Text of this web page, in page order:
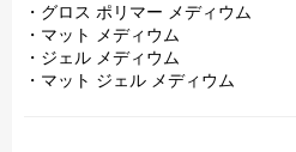
・グロス ポリマー メディウム
・マット メディウム
・ジェル メディウム
・マット ジェル メディウム